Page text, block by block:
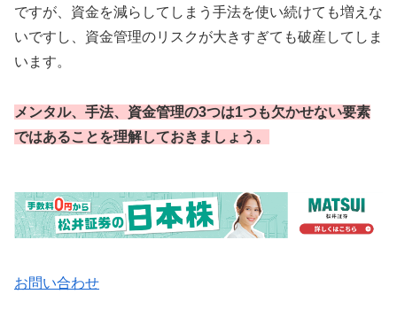
ですが、資金を減らしてしまう手法を使い続けても増えな
いですし、資金管理のリスクが大きすぎても破産してしま
います。
メンタル、手法、資金管理の3つは1つも欠かせない要素
ではあることを理解しておきましょう。
お問い合わせ